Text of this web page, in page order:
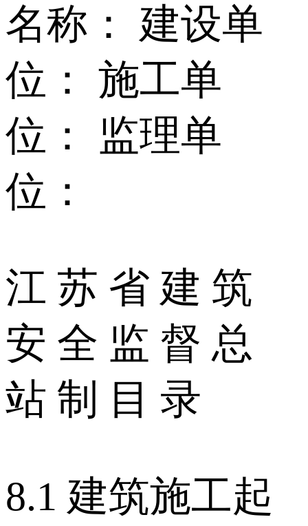
名称： 建设单
位： 施工单
位： 监理单
位：
江 苏 省 建 筑
安 全 监 督 总
站 制 目 录
8.1 建筑施工起